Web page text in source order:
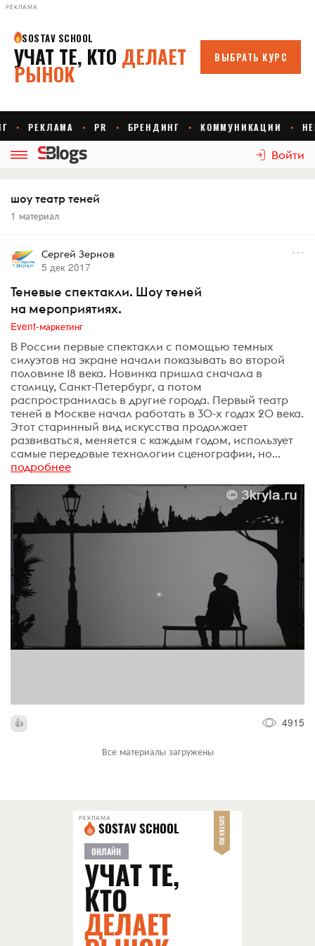
РЕКЛАМА
Войти
шоу театр теней
1 материал
Сергей Зернов
5 дек 2017
Теневые спектакли. Шоу теней
на мероприятиях.
Event-маркетинг
В России первые спектакли с помощью темных
силуэтов на экране начали показывать во второй
половине 18 века. Новинка пришла сначала в
столицу, Санкт-Петербург, а потом
распространилась в другие города. Первый театр
теней в Москве начал работать в 30-х годах 20 века.
Этот старинный вид искусства продолжает
развиваться, меняется с каждым годом, использует
самые передовые технологии сценографии, но...
подробнее
4915
Все материалы загружены
РЕКЛАМА